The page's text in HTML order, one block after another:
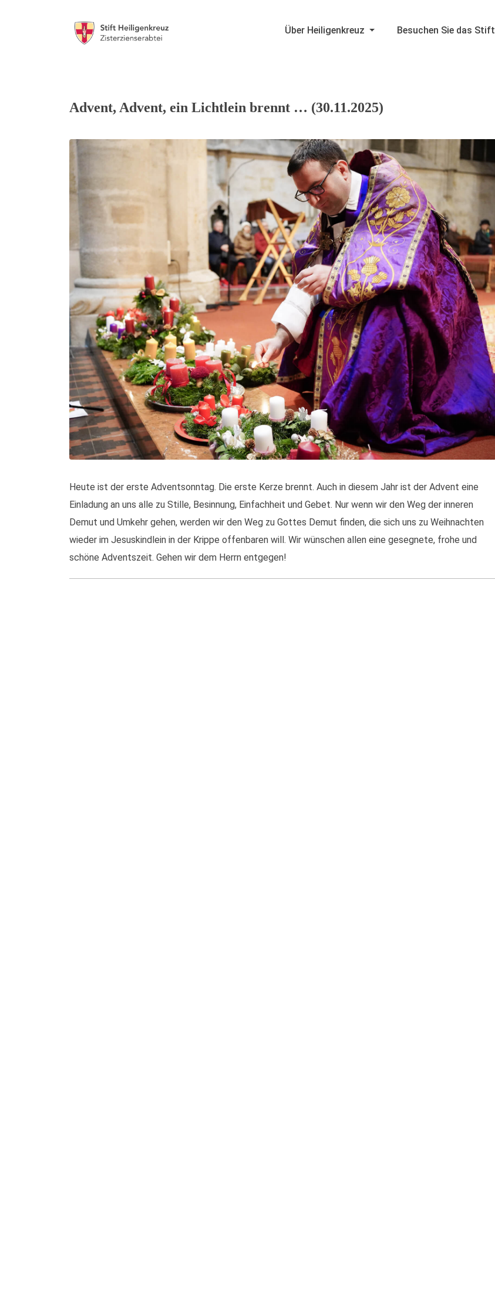
Über Heiligenkreuz Besuchen Sie das Stift
Advent, Advent, ein Lichtlein brennt … (30.11.2025)
Heute ist der erste Adventsonntag. Die erste Kerze brennt. Auch in diesem Jahr ist der Advent eine
Einladung an uns alle zu Stille, Besinnung, Einfachheit und Gebet. Nur wenn wir den Weg der inneren
Demut und Umkehr gehen, werden wir den Weg zu Gottes Demut finden, die sich uns zu Weihnachten
wieder im Jesuskindlein in der Krippe offenbaren will. Wir wünschen allen eine gesegnete, frohe und
schöne Adventszeit. Gehen wir dem Herrn entgegen!